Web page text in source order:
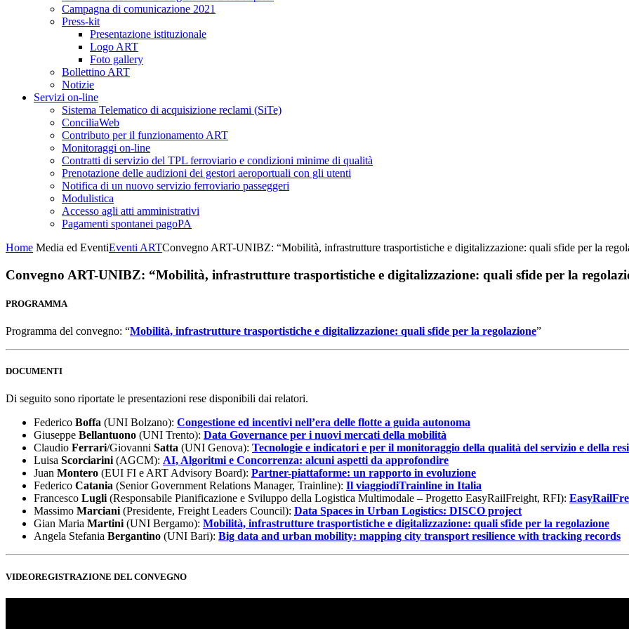
Campagna di comunicazione 2021
Press-kit
Presentazione istituzionale
Logo ART
Foto gallery
Bollettino ART
Notizie
Servizi on-line
Sistema Telematico di acquisizione reclami (SiTe)
ConciliaWeb
Contributo per il funzionamento ART
Monitoraggi on-line
Contratti di servizio del TPL ferroviario e condizioni minime di qualità
Prenotazione delle audizioni dei gestori aeroportuali con gli utenti
Notifica di un nuovo servizio ferroviario passeggeri
Modulistica
Accesso agli atti amministrativi
Pagamenti spontanei pagoPA
Home Media ed EventiEventi ARTConvegno ART-UNIBZ: “Mobilità, infrastrutture trasportistiche e digitalizzazione: quali sfide per la
Convegno ART-UNIBZ: “Mobilità, infrastrutture trasportistiche e digitalizzazione: quali sfide per la
PROGRAMMA
Programma del convegno: “Mobilità, infrastrutture trasportistiche e digitalizzazione: quali sfide per la regolazione”
DOCUMENTI
Di seguito sono riportate le presentazioni rese disponibili dai relatori.
Federico Boffa (UNI Bolzano): Congestione ed incentivi nell’era delle flotte a guida autonoma
Giuseppe Bellantuono (UNI Trento): Data Governance per i nuovi mercati della mobilità
Claudio Ferrari/Giovanni Satta (UNI Genova): Tecnologie e indicatori e per il monitoraggio della qualità del servizio e della
Luisa Scorciarini(AGCM): AI, Algoritmi e Concorrenza: alcuni aspetti da approfondire
Juan Montero (EUI FI e ART Advisory Board): Partner-piattaforme: un rapporto in evoluzione
Federico Catania (Senior Government Relations Manager, Trainline): Il viaggiodiTrainline in Italia
Francesco Lugli(Responsabile Pianificazione e Sviluppo della Logistica Multimodale – Progetto EasyRailFreight, RFI):
Massimo Marciani(Presidente, Freight Leaders Council): Data Spaces in Urban Logistics: DISCO project
Gian Maria Martini(UNI Bergamo): Mobilità, infrastrutture trasportistiche e digitalizzazione: quali sfide per la regolazione
Angela Stefania Bergantino (UNI Bari): Big data and urban mobility: mapping city transport resilience with tracking records
VIDEOREGISTRAZIONE DEL CONVEGNO